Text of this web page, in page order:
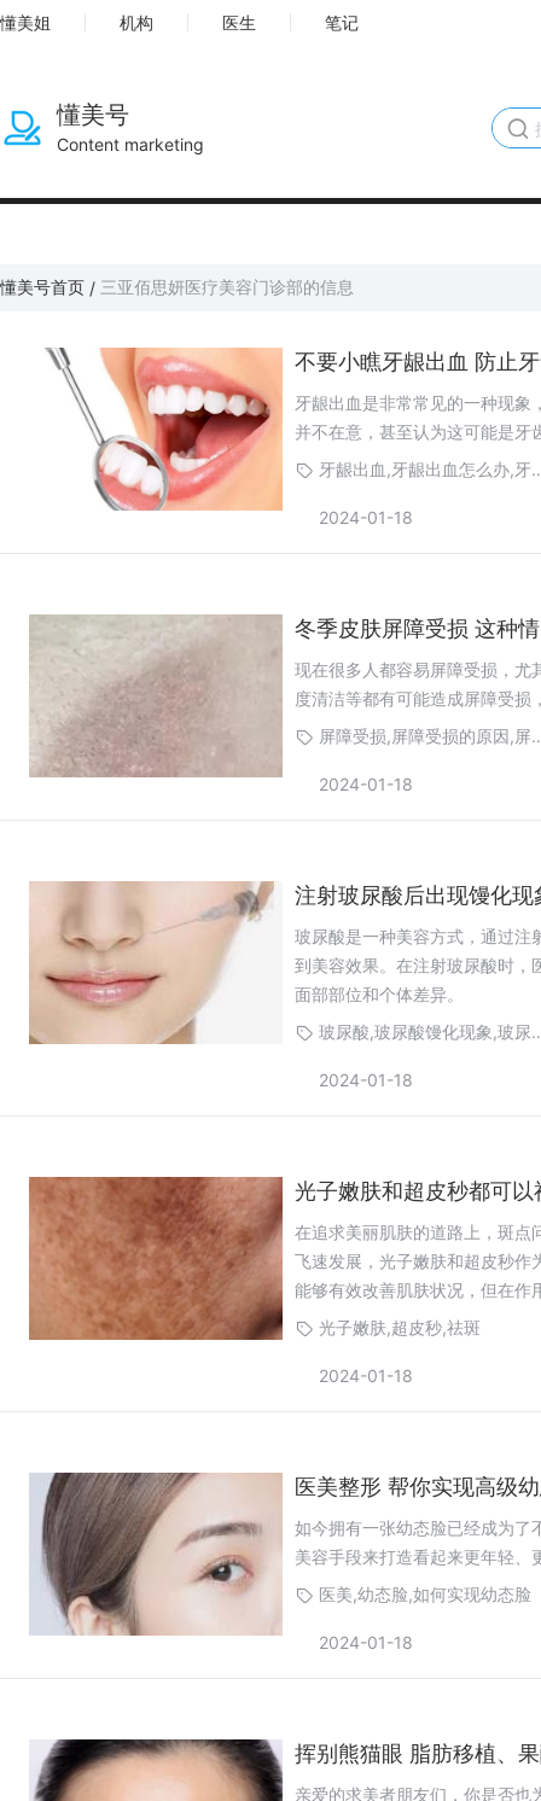
懂美姐 机构 医生 笔记
懂美号
Content marketing
懂美号首页 / 三亚佰思妍医疗美容门诊部的信息
不要小瞧牙龈出血 防止
牙龈出血是非常常见的一种现
并不在意，甚至认为这可能是牙
牙龈出血,牙龈
2024-01-18
冬季皮肤屏障受损 这种
现在很多人都容易屏障受损，尤
度清洁等都有可能造成屏障受
屏障受损,屏障受
2024-01-18
注射玻尿酸后出现馒化
玻尿酸是一种美容方式，通过注
到美容效果。在注射玻尿酸时，
面部部位和个体差异。
玻尿酸,玻尿酸馒化
2024-01-18
光子嫩肤和超皮秒都可
在追求美丽肌肤的道路上，斑点
飞速发展，光子嫩肤和超皮秒作
能够有效改善肌肤状况，但在作
本文将为您深入剖析这两者的
光子嫩肤,超皮秒,祛斑
2024-01-18
医美整形 帮你实现高级
如今拥有一张幼态脸已经成为了
美容手段来打造看起来更年轻、
医美,幼态脸,如何实现幼态脸
2024-01-18
挥别熊猫眼 脂肪移植、
亲爱的求美者朋友们，你是否也